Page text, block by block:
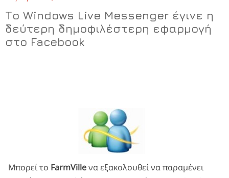
Το Windows Live Messenger έγινε η
δεύτερη δημοφιλέστερη εφαρμογή
στο Facebook
Μπορεί το FarmVilleνα εξακολουθεί να παραμένει